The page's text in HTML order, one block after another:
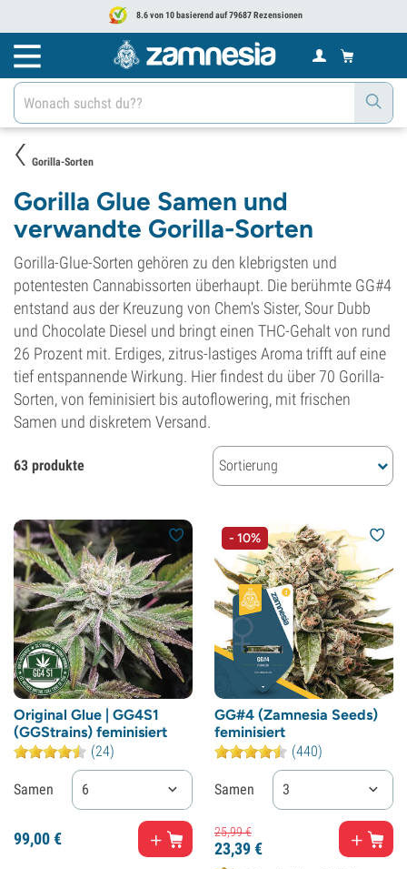
8.6 von 10 basierend auf 79687 Rezensionen
Gorilla-Sorten
Gorilla Glue Samen und
verwandte Gorilla-Sorten
Gorilla-Glue-Sorten gehören zu den klebrigsten und
potentesten Cannabissorten überhaupt. Die berühmte GG#4
entstand aus der Kreuzung von Chem's Sister, Sour Dubb
und Chocolate Diesel und bringt einen THC-Gehalt von rund
26 Prozent mit. Erdiges, zitrus-lastiges Aroma trifft auf eine
tief entspannende Wirkung. Hier findest du über 70 Gorilla-
Sorten, von feminisiert bis autoflowering, mit frischen
Samen und diskretem Versand.
63 produkte Sortierung
Original Glue | GG4S1
(GGStrains) feminisiert
(24)
Samen 6
99,00€
- 10%
GG#4 (Zamnesia Seeds)
feminisiert
(440)
Samen 3
25,99€
23,39€